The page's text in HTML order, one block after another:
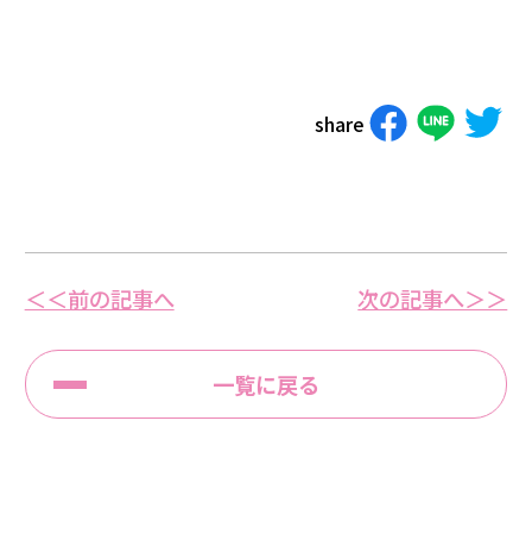
share
＜＜前の記事へ
一覧に戻る
次の記事へ＞＞